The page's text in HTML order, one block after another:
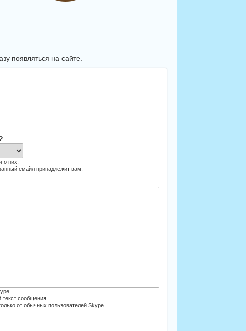
появляться на сайте.
о них.
емайл принадлежит вам.
сообщения.
от обычных пользователей Skype.